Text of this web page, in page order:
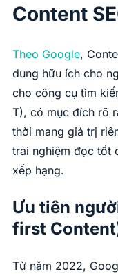
Content
Theo Google,
dung hữu ích cho
cho công cụ tìm
T), có mục đích rõ
thời mang giá trị
trải nghiệm đọc tốt
xếp hạng.
Ưu tiên
first
Từ năm 2022,